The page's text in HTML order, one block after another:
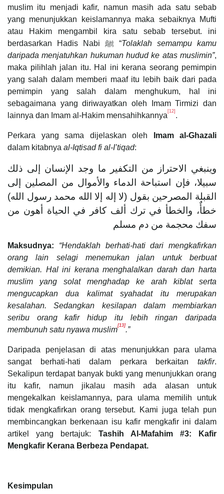
muslim itu menjadi kafir, namun masih ada satu sebab
yang menunjukkan keislamannya maka sebaiknya Mufti
atau Hakim mengambil kira satu sebab tersebut. ini
berdasarkan Hadis Nabi ﷺ “Tolaklah semampu kamu
daripada menjatuhkan hukuman hudud ke atas muslimin”,
maka pilihlah jalan itu. Hal ini kerana seorang pemimpin
yang salah dalam memberi maaf itu lebih baik dari pada
pemimpin yang salah dalam menghukum, hal ini
sebagaimana yang diriwayatkan oleh Imam Tirmizi dan
lainnya dan Imam al-Hakim mensahihkannya [12] .
Perkara yang sama dijelaskan oleh
Imam al-Ghazali
dalam kitabnya al-Iqtisad fi al-I’tiqad:
وينبغي الاحتراز من التكفير ما وجد الإنسان إلى ذلك
سبيلا، فإن استباحة الدماء والأموال من المصلين إلى
القبلة المصرحين بقول (لا إله إلا الله محمد رسول الله)
خطأٌ، والخطأ في ترك ألف كافر في الحياة أهون من
سفك محجمة من دم مسلم
Maksudnya:
“Hendaklah berhati-hati dari mengkafirkan
orang lain selagi menemukan jalan untuk berbuat
demikian. Hal ini kerana menghalalkan darah dan harta
muslim yang solat menghadap ke arah kiblat serta
mengucapkan dua kalimat syahadat itu merupakan
kesalahan. Sedangkan kesilapan dalam membiarkan
seribu orang kafir hidup itu lebih ringan daripada
membunuh satu nyawa muslim[13].”
Daripada penjelasan di atas menunjukkan para ulama
sangat berhati-hati dalam perkara berkaitan takfir.
Sekalipun terdapat banyak bukti yang menunjukkan orang
itu kafir, namun jikalau masih ada alasan untuk
mengekalkan keislamannya, para ulama memilih untuk
tidak mengkafirkan orang tersebut. Kami juga telah pun
membincangkan berkenaan isu kafir mengkafir ini dalam
artikel yang bertajuk: Tashih Al-Mafahim #3: Kafir
Mengkafir Kerana Berbeza Pendapat.
Kesimpulan